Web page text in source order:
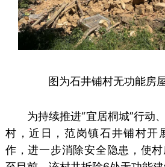
图为石井铺村无功能房
为持续推进“宜居桐城”行动
村，近日，范岗镇石井铺村开
作，进一步消除安全隐患，使